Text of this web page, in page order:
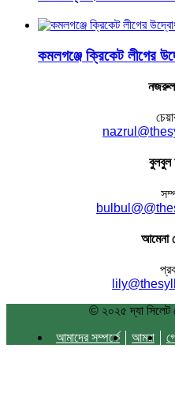
কমলগঞ্জে ক্রিকেট লীগের
নজরুল
বুলবুল
আমেনা
© ২০২৫ দ্যা সিলেট
আমাদের সম্পর্কে
আমরা